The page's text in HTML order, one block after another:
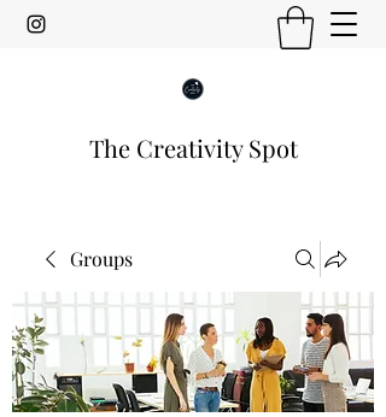
The Creativity Spot
Groups